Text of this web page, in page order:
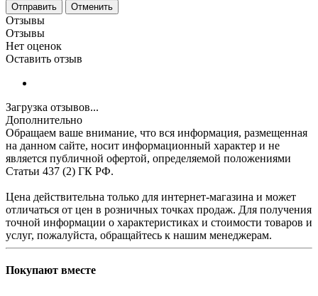
Отменить
Отзывы
Отзывы
Нет оценок
Оставить отзыв
Загрузка отзывов...
Дополнительно
Обращаем ваше внимание, что вся информация, размещенная
на данном сайте, носит информационный характер и не
является публичной офертой, определяемой положениями
Статьи 437 (2) ГК РФ.
Цена действительна только для интернет-магазина и может
отличаться от цен в розничных точках продаж. Для получения
точной информации о характеристиках и стоимости товаров и
услуг, пожалуйста, обращайтесь к нашим менеджерам.
Покупают вместе